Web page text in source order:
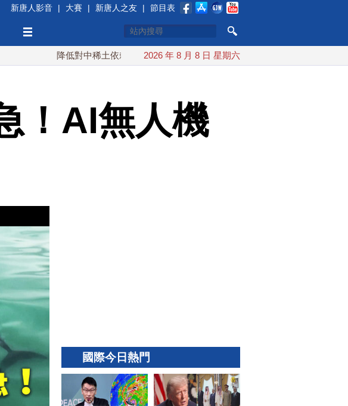
新唐人影音 | 大賽 | 新唐人之友 | 節目表
降低對中稀土依賴 川普宣布礦業投資20億美元 中東局勢動盪 土耳其沙特巴
2026 年 8 月 8 日 星期六
！AI無人機
國際今日熱門